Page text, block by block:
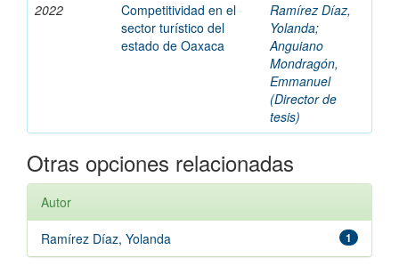
2022
Competitividad en el
sector turístico del
estado de Oaxaca
Ramírez Díaz,
Yolanda;
Anguiano
Mondragón,
Emmanuel
(Director de
tesis)
Otras opciones relacionadas
Autor
1
Ramírez Díaz, Yolanda